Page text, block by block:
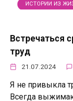
ИСТОРИИ ИЗ
Встречаться
труд
21.07.2024
Я не привыкла
Всегда